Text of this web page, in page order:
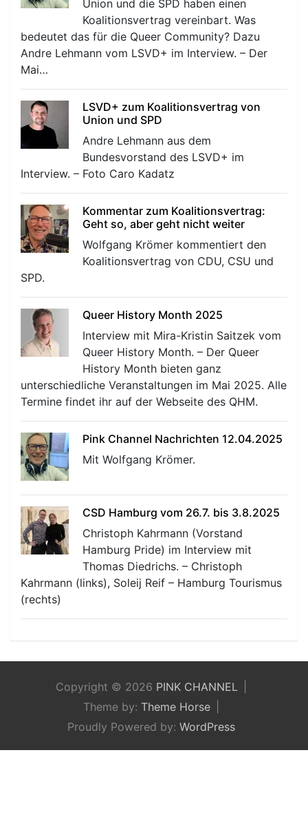
Union und die SPD haben einen
Koalitionsvertrag vereinbart. Was
bedeutet das für die Queer Community? Dazu
Andre Lehmann vom LSVD+ im Interview. – Der
Mai…
LSVD+ zum Koalitionsvertrag von
Union und SPD
Andre Lehmann aus dem
Bundesvorstand des LSVD+ im
Interview. – Foto Caro Kadatz
Kommentar zum Koalitionsvertrag:
Geht so, aber geht nicht weiter
Wolfgang Krömer kommentiert den
Koalitionsvertrag von CDU, CSU und
SPD.
Queer History Month 2025
Interview mit Mira-Kristin Saitzek vom
Queer History Month. – Der Queer
History Month bieten ganz
unterschiedliche Veranstaltungen im Mai 2025. Alle
Termine findet ihr auf der Webseite des QHM.
Pink Channel Nachrichten 12.04.2025
Mit Wolfgang Krömer.
CSD Hamburg vom 26.7. bis 3.8.2025
Christoph Kahrmann (Vorstand
Hamburg Pride) im Interview mit
Thomas Diedrichs. – Christoph
Kahrmann (links), Soleij Reif – Hamburg Tourismus
(rechts)
Copyright © 2026 PINK CHANNEL
Theme by: Theme Horse
Proudly Powered by: WordPress